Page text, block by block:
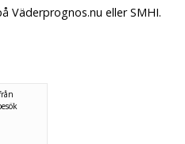
Väderprognos.nu eller SMHI.